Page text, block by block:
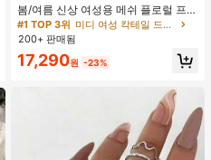
봄/여름 신상 여성용 메쉬 플로럴 프린
트 드레스, 브이넥, 휴가 스타일, 섹시
한 비치 파티 댄스 드레스, 스파게티
스트랩 웨딩 가을
재고 5개 남음
#1 TOP 3위
미디 여성 칵테일 드레스
재고 5개 남음
#1 TOP 3위
미디 여성 칵테일 드레스
재고 5개 남음
#1 TOP 3위
재고 5개 남음
200+ 판매됨
17,290원 -23%